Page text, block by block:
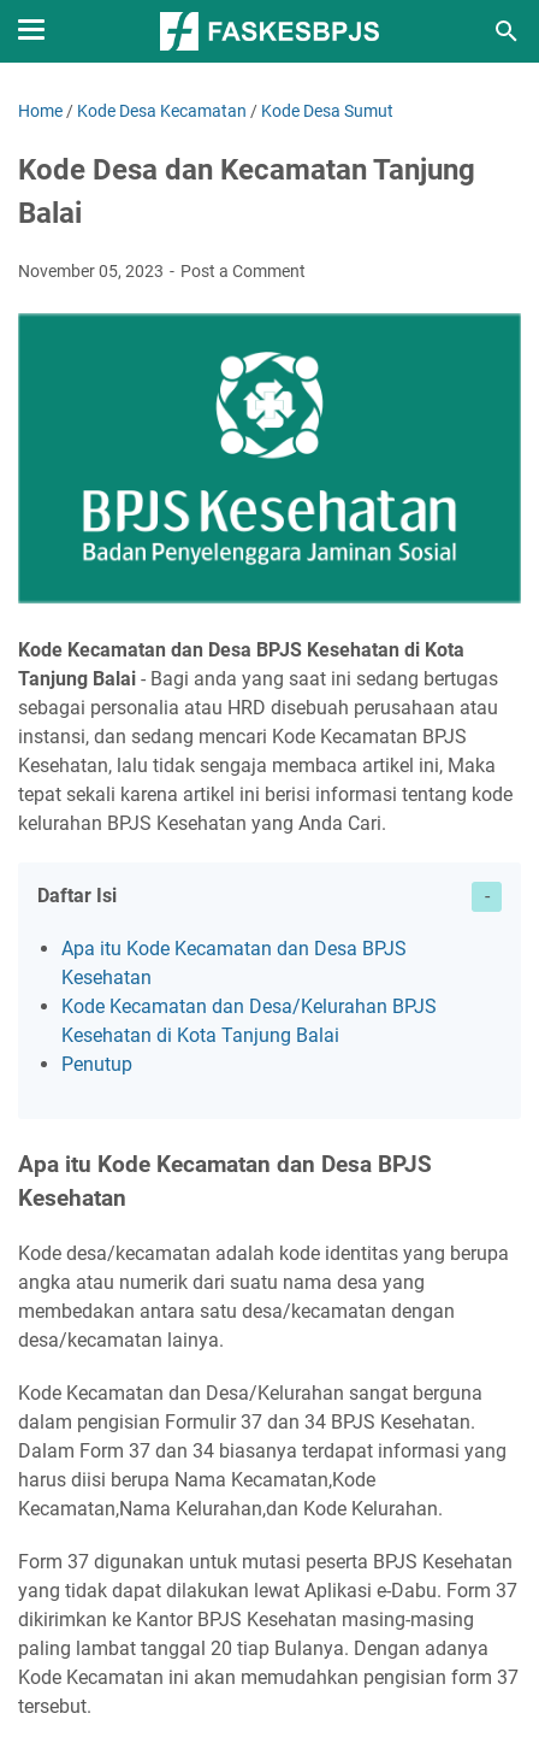
Home / Kode Desa Kecamatan / Kode Desa Sumut
Kode Desa dan Kecamatan Tanjung
Balai
November 05, 2023 Post a Comment
Kode Kecamatan dan Desa BPJS Kesehatan di Kota
Tanjung Balai - Bagi anda yang saat ini sedang bertugas
sebagai personalia atau HRD disebuah perusahaan atau
instansi, dan sedang mencari Kode Kecamatan BPJS
Kesehatan, lalu tidak sengaja membaca artikel ini, Maka
tepat sekali karena artikel ini berisi informasi tentang kode
kelurahan BPJS Kesehatan yang Anda Cari.
Daftar Isi
Apa itu Kode Kecamatan dan Desa BPJS
Kesehatan
Kode Kecamatan dan Desa/Kelurahan BPJS
Kesehatan di Kota Tanjung Balai
Penutup
Apa itu Kode Kecamatan dan Desa BPJS
Kesehatan
Kode desa/kecamatan adalah kode identitas yang berupa
angka atau numerik dari suatu nama desa yang
membedakan antara satu desa/kecamatan dengan
desa/kecamatan lainya.
Kode Kecamatan dan Desa/Kelurahan sangat berguna
dalam pengisian Formulir 37 dan 34 BPJS Kesehatan.
Dalam Form 37 dan 34 biasanya terdapat informasi yang
harus diisi berupa Nama Kecamatan,Kode
Kecamatan,Nama Kelurahan,dan Kode Kelurahan.
Form 37 digunakan untuk mutasi peserta BPJS Kesehatan
yang tidak dapat dilakukan lewat Aplikasi e-Dabu. Form 37
dikirimkan ke Kantor BPJS Kesehatan masing-masing
paling lambat tanggal 20 tiap Bulanya. Dengan adanya
Kode Kecamatan ini akan memudahkan pengisian form 37
tersebut.